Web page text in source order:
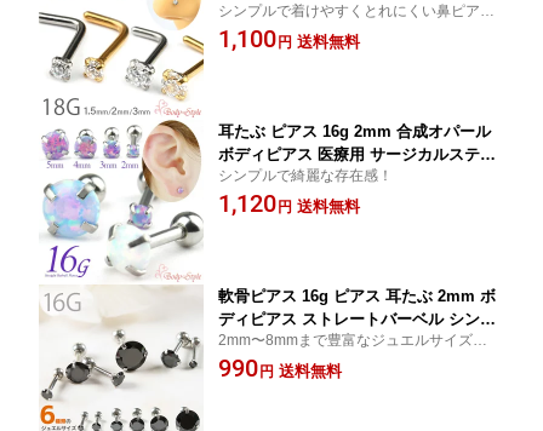
アス ノーズピアス ノーズスクリュー 小
さいピアス かわいい キラキラ ノストリ
シンプルで着けやすくとれにくい鼻ピア
ス！
1,100円 送料無料
耳たぶ ピアス 16g 2mm 合成オパール
ボディピアス 医療用 サージカルステン
レス 軟骨ピアス おしゃれ 軟骨 耳用 イ
ヤーロブ 軟骨用 トラガス ヘリックス
シンプルで綺麗な存在感！
1,120円 送料無料
軟骨ピアス 16g ピアス 耳たぶ 2mm ボ
ディピアス ストレートバーベル シンプ
ル 軟骨用 トラガス ヘリックス 医療用
ステンレス 医療用 サージカルステンレ
2mm〜8mmまで豊富なジュエルサイズから
選べます！
990円 送料無料